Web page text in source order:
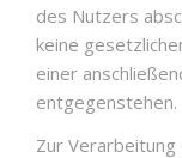
des Nutzers
keine
einer
entgegenstehen.
Zur